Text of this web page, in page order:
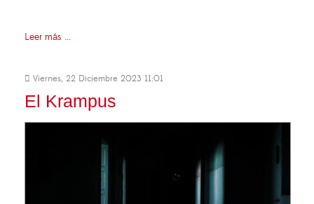
Leer más ...
Viernes, 22 Diciembre 2023 11:01
El Krampus